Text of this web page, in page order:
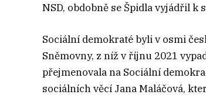
NSD, obdobně se Špidla vyjádřil k
Sociální demokraté byli v osmi
Sněmovny, z níž v říjnu 2021
přejmenovala na Sociální
sociálních věcí Jana Maláčová,